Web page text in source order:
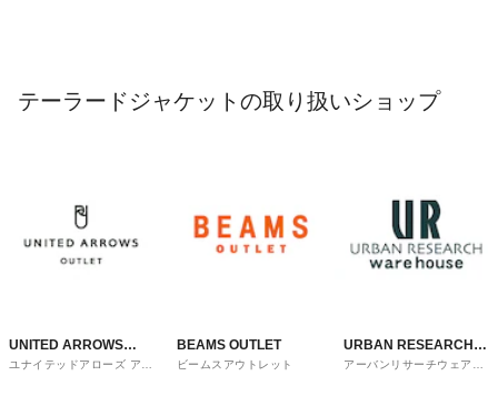
テーラードジャケットの取り扱いショップ
UNITED ARROWS
OUTLET
ユナイテッドアローズ アウ
BEAMS OUTLET
ビームスアウトレット
URBAN RESEARCH
ware house
アーバンリサーチウェアハ